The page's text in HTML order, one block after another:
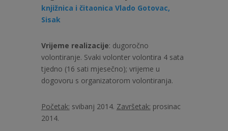
knjižnica i čitaonica Vlado Gotovac,
Sisak
Vrijeme realizacije: dugoročno
volontiranje. Svaki volonter volontira 4 sata
tjedno (16 sati mjesečno); vrijeme u
dogovoru s organizatorom volontiranja.
Početak: svibanj 2014. Završetak: prosinac
2014.